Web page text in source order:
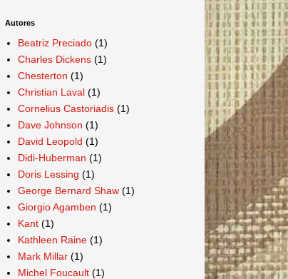
Autores
Beatriz Preciado (1)
Charles Dickens (1)
Chesterton (1)
Christian Laval (1)
Cornelius Castoriadis (1)
Dave Johnson (1)
David Leopold (1)
Didi-Huberman (1)
Doris Lessing (1)
George Bernard Shaw (1)
Giorgio Agamben (1)
Kant (1)
Kathleen Raine (1)
Mark Millar (1)
Michel Foucault (1)